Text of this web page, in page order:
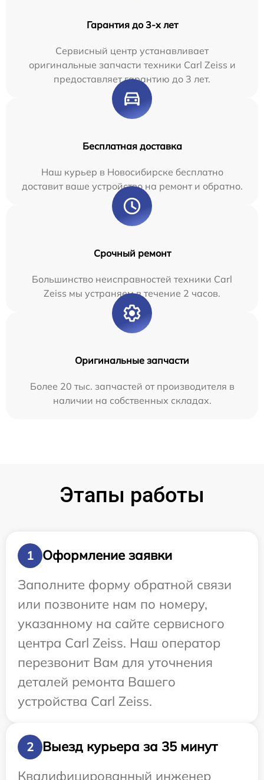
Гарантия до 3-х лет
Сервисный центр устанавливает
оригинальные запчасти техники Carl Zeiss и
предоставляет гарантию до 3 лет.
Бесплатная доставка
Наш курьер в Новосибирске бесплатно
доставит ваше устройство на ремонт и обратно.
Срочный ремонт
Большинство неисправностей техники Carl
Zeiss мы устраняем в течение 2 часов.
Оригинальные запчасти
Более 20 тыс. запчастей от производителя в
наличии на собственных складах.
Этапы работы
1
Оформление заявки
Заполните форму обратной связи
или позвоните нам по номеру,
указанному на сайте сервисного
центра Carl Zeiss. Наш оператор
перезвонит Вам для уточнения
деталей ремонта Вашего
устройства Carl Zeiss.
2
Выезд курьера за 35 минут
Квалифицированный инженер